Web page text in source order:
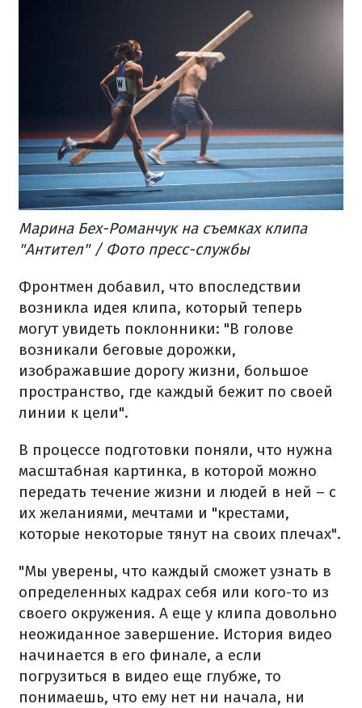
Марина Бех-Романчук на съемках клипа
"Антител" / Фото пресс-службы
Фронтмен добавил, что впоследствии
возникла идея клипа, который теперь
могут увидеть поклонники: "В голове
возникали беговые дорожки,
изображавшие дорогу жизни, большое
пространство, где каждый бежит по своей
линии к цели".
В процессе подготовки поняли, что нужна
масштабная картинка, в которой можно
передать течение жизни и людей в ней – с
их желаниями, мечтами и "крестами,
которые некоторые тянут на своих плечах".
"Мы уверены, что каждый сможет узнать в
определенных кадрах себя или кого-то из
своего окружения. А еще у клипа довольно
неожиданное завершение. История видео
начинается в его финале, а если
погрузиться в видео еще глубже, то
понимаешь, что ему нет ни начала, ни